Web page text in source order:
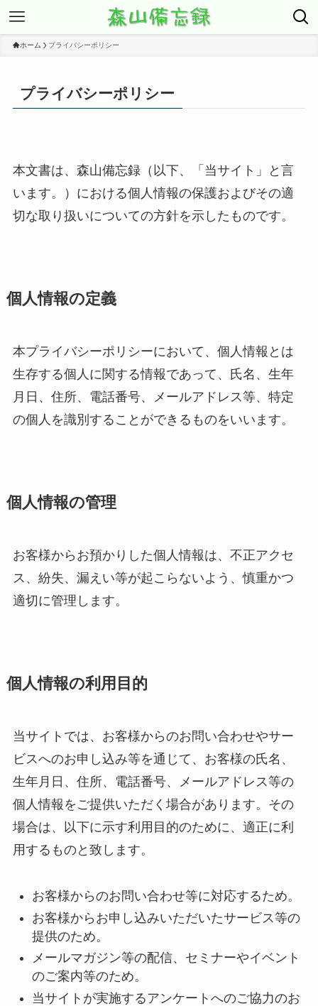
ホーム プライバシーポリシー
プライバシーポリシー
本文書は、森山備忘録（以下、「当サイト」と言
います。）における個人情報の保護およびその適
切な取り扱いについての方針を示したものです。
個人情報の定義
本プライバシーポリシーにおいて、個人情報とは
生存する個人に関する情報であって、氏名、生年
月日、住所、電話番号、メールアドレス等、特定
の個人を識別することができるものをいいます。
個人情報の管理
お客様からお預かりした個人情報は、不正アクセ
ス、紛失、漏えい等が起こらないよう、慎重かつ
適切に管理します。
個人情報の利用目的
当サイトでは、お客様からのお問い合わせやサー
ビスへのお申し込み等を通じて、お客様の氏名、
生年月日、住所、電話番号、メールアドレス等の
個人情報をご提供いただく場合があります。その
場合は、以下に示す利用目的のために、適正に利
用するものと致します。
お客様からのお問い合わせ等に対応するため。
お客様からお申し込みいただいたサービス等の
提供のため。
メールマガジン等の配信、セミナーやイベント
のご案内等のため。
当サイトが実施するアンケートへのご協力のお